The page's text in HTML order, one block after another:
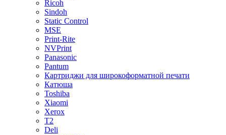
Ricoh
Sindoh
Static Control
MSE
Print-Rite
NVPrint
Panasonic
Pantum
Картриджи для широкоформатной печати
Катюша
Toshiba
Xiaomi
Xerox
T2
Deli